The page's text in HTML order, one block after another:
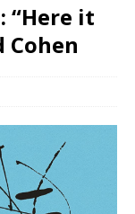
“Here it
Cohen